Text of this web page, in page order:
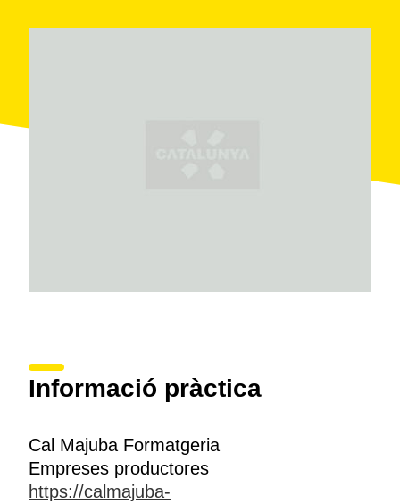
Informació pràctica
Cal Majuba Formatgeria
Empreses productores
https://calmajuba-